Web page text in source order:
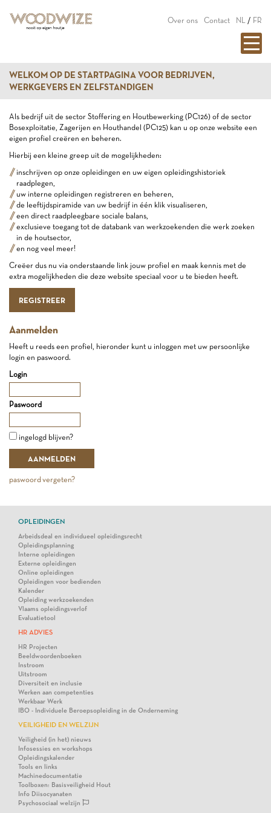
Over ons Contact NL / FR
WELKOM OP DE STARTPAGINA VOOR BEDRIJVEN,
WERKGEVERS EN ZELFSTANDIGEN
Als bedrijf uit de sector Stoffering en Houtbewerking (PC126) of de sector
Bosexploitatie, Zagerijen en Houthandel (PC125) kan u op onze website een
eigen profiel creëren en beheren.
Hierbij een kleine greep uit de mogelijkheden:
inschrijven op onze opleidingen en uw eigen opleidingshistoriek
raadplegen,
uw interne opleidingen registreren en beheren,
de leeftijdspiramide van uw bedrijf in één klik visualiseren,
een direct raadpleegbare sociale balans,
exclusieve toegang tot de databank van werkzoekenden die werk zoeken
in de houtsector,
en nog veel meer!
Creëer dus nu via onderstaande link jouw profiel en maak kennis met de
extra mogelijkheden die deze website speciaal voor u te bieden heeft.
REGISTREER
Aanmelden
Heeft u reeds een profiel, hieronder kunt u inloggen met uw persoonlijke
login en paswoord.
Login
Paswoord
ingelogd blijven?
paswoord vergeten?
OPLEIDINGEN
Arbeidsdeal en individueel opleidingsrecht
Opleidingsplanning
Interne opleidingen
Externe opleidingen
Online opleidingen
Opleidingen voor bedienden
Kalender
Opleiding werkzoekenden
Vlaams opleidingsverlof
Evaluatietool
HR ADVIES
HR Projecten
Beeldwoordenboeken
Instroom
Uitstroom
Diversiteit en inclusie
Werken aan competenties
Werkbaar Werk
IBO - Individuele Beroepsopleiding in de Onderneming
VEILIGHEID EN WELZIJN
Veiligheid (in het) nieuws
Infosessies en workshops
Opleidingskalender
Tools en links
Machinedocumentatie
Toolboxen: Basisveiligheid Hout
Info Diisocyanaten
Psychosociaal welzijn